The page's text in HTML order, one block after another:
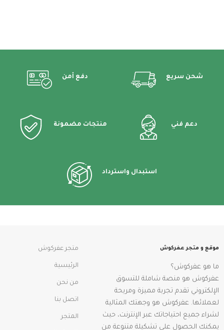
شحن سريع دفع أمن
دعم فني منتجات مضمونة
استبدال واسترداد
موقع و متجر عفركوش
ما هو عفركوش؟
عفركوش هو منصة شاملة للتسوق
الإلكتروني تقدم تجربة مميزة ومريحة
لعملائها. عفركوش هو وجهتك المثالية
لشراء جميع احتياجاتك عبر الإنترنت، حيث
يمكنك الحصول على تشكيلة متنوعة من
متجر عفركوش
الرئيسية
من نحن
اتصل بنا
المتجر